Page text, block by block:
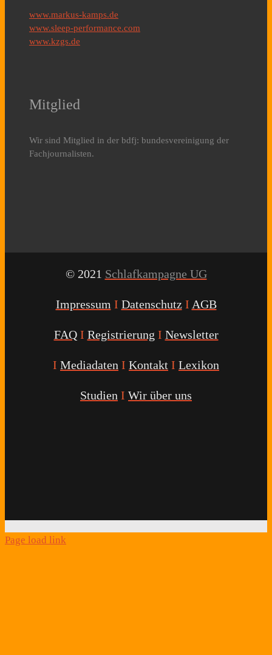
www.markus-kamps.de
www.sleep-performance.com
www.kzgs.de
Mitglied
Wir sind Mitglied in der bdfj: bundesvereinigung der
Fachjournalisten.
© 2021 Schlafkampagne UG
Impressum I Datenschutz I AGB
FAQ I Registrierung I Newsletter
I Mediadaten I Kontakt I Lexikon
Studien I Wir über uns
Page load link